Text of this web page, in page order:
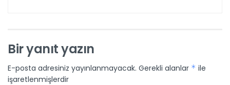
Bir yanıt yazın
E-posta adresiniz yayınlanmayacak. Gerekli alanlar * ile
işaretlenmişlerdir